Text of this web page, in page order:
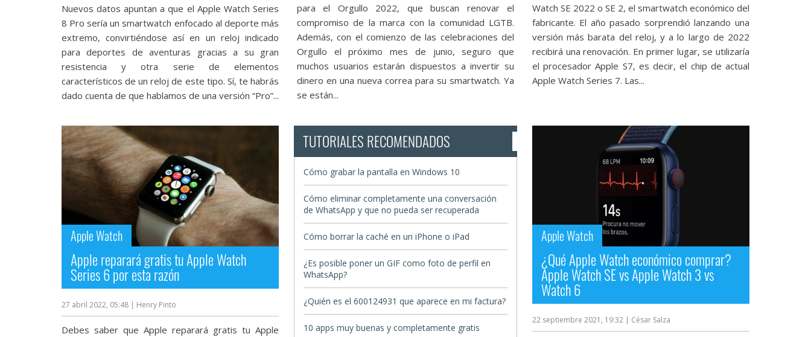
Nuevos datos apuntan a que el Apple Watch Series
8 Pro sería un smartwatch enfocado al deporte más
extremo, convirtiéndose así en un reloj indicado
para deportes de aventuras gracias a su gran
resistencia y otra serie de elementos
característicos de un reloj de este tipo. Sí, te habrás
dado cuenta de que hablamos de una versión “Pro”...
para el Orgullo 2022, que buscan renovar el
compromiso de la marca con la comunidad LGTB.
Además, con el comienzo de las celebraciones del
Orgullo el próximo mes de junio, seguro que
muchos usuarios estarán dispuestos a invertir su
dinero en una nueva correa para su smartwatch. Ya
se están...
Watch SE 2022 o SE 2, el smartwatch económico del
fabricante. El año pasado sorprendió lanzando una
versión más barata del reloj, y a lo largo de 2022
recibirá una renovación. En primer lugar, se utilizaría
el procesador Apple S7, es decir, el chip de actual
Apple Watch Series 7. Las...
Apple Watch
Apple reparará gratis tu Apple Watch
Series 6 por esta razón
27 abril 2022, 05:48 | Henry Pinto
Debes saber que Apple reparará gratis tu Apple
TUTORIALES RECOMENDADOS
Cómo grabar la pantalla en Windows 10
Cómo eliminar completamente una conversación
de WhatsApp y que no pueda ser recuperada
Cómo borrar la caché en un iPhone o iPad
¿Es posible poner un GIF como foto de perfil en
WhatsApp?
¿Quién es el 600124931 que aparece en mi factura?
10 apps muy buenas y completamente gratis
Apple Watch
¿Qué Apple Watch económico comprar?
Apple Watch SE vs Apple Watch 3 vs
Watch 6
22 septiembre 2021, 19:32 | César Salza